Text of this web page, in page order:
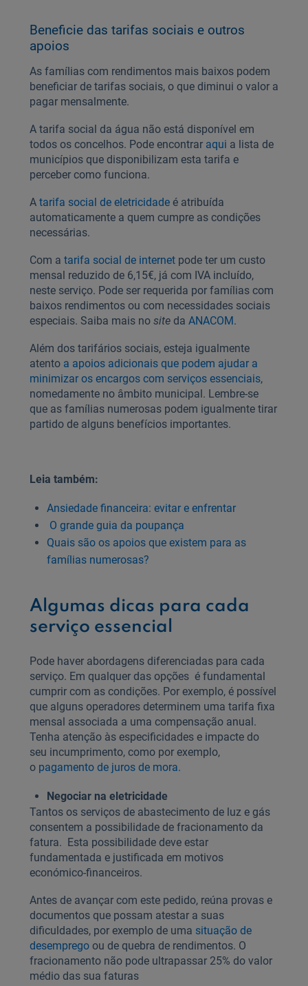
Beneficie das tarifas sociais e outros
apoios
As famílias com rendimentos mais baixos podem
beneficiar de tarifas sociais, o que diminui o valor a
pagar mensalmente.
A tarifa social da água não está disponível em
todos os concelhos. Pode encontrar aqui a lista de
municípios que disponibilizam esta tarifa e
perceber como funciona.
A tarifa social de eletricidadeé atribuída
automaticamente a quem cumpre as condições
necessárias.
Com a tarifa social de internetpode ter um custo
mensal reduzido de 6,15€, já com IVA incluído,
neste serviço. Pode ser requerida por famílias com
baixos rendimentos ou com necessidades sociais
especiais. Saiba mais no siteda ANACOM.
Além dos tarifários sociais, esteja igualmente
atento a apoios adicionais que podem ajudar a
minimizar os encargos com serviços essenciais,
nomedamente no âmbito municipal. Lembre-se
que as famílias numerosas podem igualmente tirar
partido de alguns benefícios importantes.
Leia também:
Ansiedade financeira: evitar e enfrentar
O grande guia da poupança
Quais são os apoios que existem para as
famílias numerosas?
Algumas dicas para cada
serviço essencial
Pode haver abordagens diferenciadas para cada
serviço. Em qualquer das opções é fundamental
cumprir com as condições. Por exemplo, é possível
que alguns operadores determinem uma tarifa fixa
mensal associada a uma compensação anual.
Tenha atenção às especificidades e impacte do
seu incumprimento, como por exemplo,
o pagamento de juros de mora.
Negociar na eletricidade
Tantos os serviços de abastecimento de luz e gás
consentem a possibilidade de fracionamento da
fatura. Esta possibilidade deve estar
fundamentada e justificada em motivos
económico-financeiros.
Antes de avançar com este pedido, reúna provas e
documentos que possam atestar a suas
dificuldades, por exemplo de uma situação de
desempregoou de quebra de rendimentos. O
fracionamento não pode ultrapassar 25% do valor
médio das sua faturas